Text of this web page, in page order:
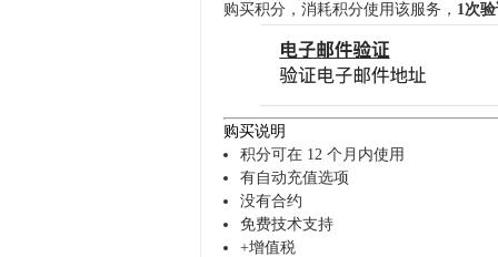
购买积分，消耗积分使用该服务， 1次
购买说明
积分可在 12 个月内使用
有自动充值选项
没有合约
免费技术支持
+增值税